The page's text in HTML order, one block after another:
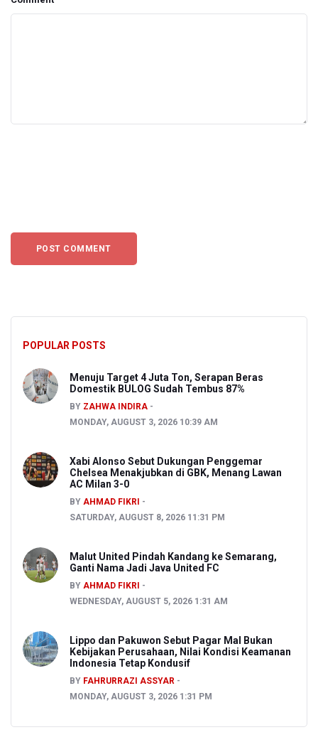
POPULAR POSTS
Menuju Target 4 Juta Ton, Serapan Beras
Domestik BULOG Sudah Tembus 87%
BY ZAHWA INDIRA
MONDAY, AUGUST 3, 2026 10:39 AM
Xabi Alonso Sebut Dukungan Penggemar
Chelsea Menakjubkan di GBK, Menang Lawan
AC Milan 3-0
BY AHMAD FIKRI
SATURDAY, AUGUST 8, 2026 11:31 PM
Malut United Pindah Kandang ke Semarang,
Ganti Nama Jadi Java United FC
BY AHMAD FIKRI
WEDNESDAY, AUGUST 5, 2026 1:31 AM
Lippo dan Pakuwon Sebut Pagar Mal Bukan
Kebijakan Perusahaan, Nilai Kondisi Keamanan
Indonesia Tetap Kondusif
BY FAHRURRAZI ASSYAR
MONDAY, AUGUST 3, 2026 1:31 PM